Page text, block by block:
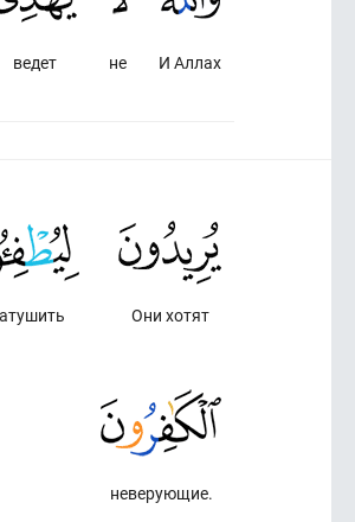
И Аллах
не
ведет
Они хотят
неверующие.